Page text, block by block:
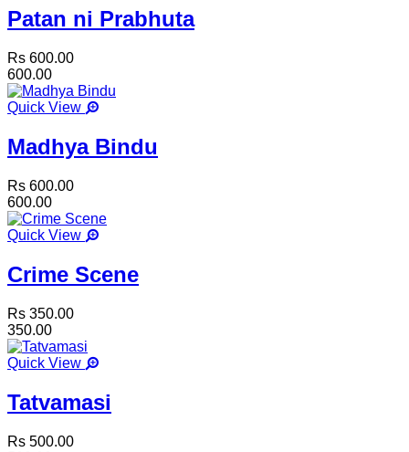
Patan ni Prabhuta
Rs 600.00
600.00
Quick View
Madhya Bindu
Rs 600.00
600.00
Quick View
Crime Scene
Rs 350.00
350.00
Quick View
Tatvamasi
Rs 500.00